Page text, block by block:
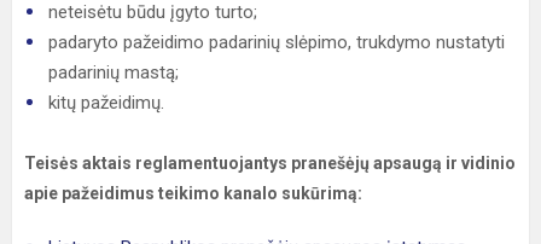
neteisėtu būdu įgyto turto;
padaryto pažeidimo padarinių slėpimo, trukdymo nustatyti
padarinių mastą;
kitų pažeidimų.
Teisės aktais reglamentuojantys pranešėjų apsaugą ir vidinio
apie pažeidimus teikimo kanalo sukūrimą: